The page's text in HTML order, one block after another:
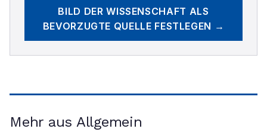
BILD DER WISSENSCHAFT ALS
BEVORZUGTE QUELLE FESTLEGEN →
Mehr aus Allgemein